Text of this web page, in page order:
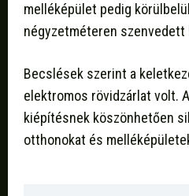
melléképület pedig
négyzetméteren szenvedett
Becslések szerint a
elektromos rövidzárlat volt.
kiépítésnek köszönhetően
otthonokat és